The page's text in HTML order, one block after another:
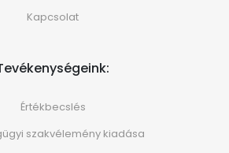
Kapcsolat
Értékbecslés
szakvélemény kiadása